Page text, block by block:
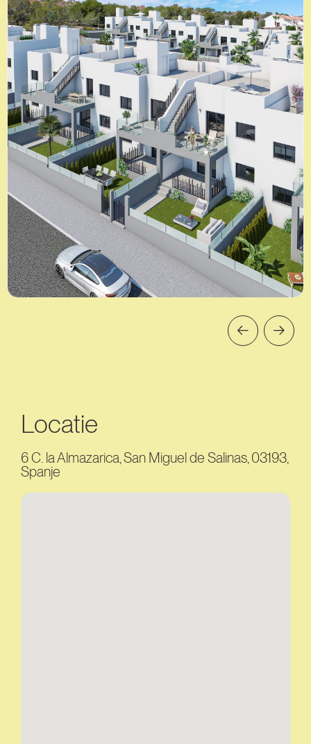
Locatie
6 C. la Almazarica, San Miguel de Salinas, 03193,
Spanje